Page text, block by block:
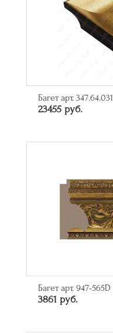
Багет арт. 347.64.031
23455 руб.
Багет арт. 947-565D
3861 руб.